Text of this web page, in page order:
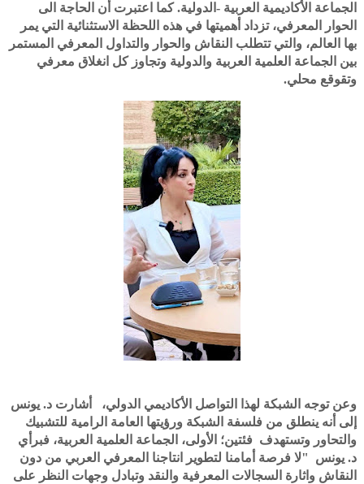
الجماعة الأكاديمية العربية -الدولية. كما اعتبرت أن الحاجة الى
الحوار المعرفي، تزداد أهميتها في هذه اللحظة الاستثنائية التي يمر
بها العالم، والتي تتطلب النقاش والحوار والتداول المعرفي المستمر
بين الجماعة العلمية العربية والدولية وتجاوز كل انغلاق معرفي
وتقوقع محلي.
وعن توجه الشبكة لهذا التواصل الأكاديمي الدولي، أشارت د. يونس
إلى أنه ينطلق من فلسفة الشبكة ورؤيتها العامة الرامية للتشبيك
والتحاور وتستهدف فئتين؛ الأولى، الجماعة العلمية العربية، فبرأي
د. يونس "لا فرصة أمامنا لتطوير انتاجنا المعرفي العربي من دون
النقاش واثارة السجالات المعرفية والنقد وتبادل وجهات النظر على